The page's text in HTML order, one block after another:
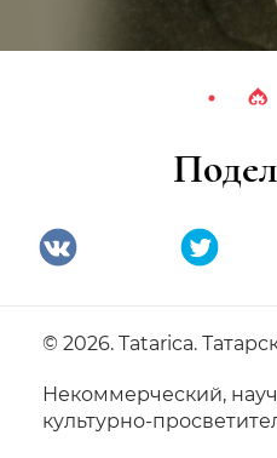
© 2026. Tatarica.
Некоммерческий,
культурно-